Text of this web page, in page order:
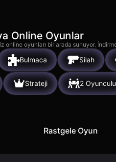
Online Oyunlar
oyunları bir arada sunuyor.
Bulmaca Silah
Strateji 2 Oyunculu
Rastgele Oyun